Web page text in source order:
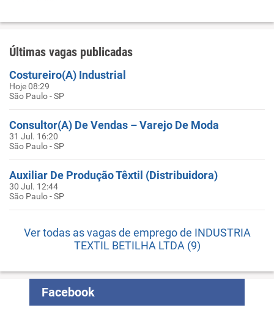
Últimas vagas publicadas
Costureiro(A) Industrial
Hoje 08:29
São Paulo - SP
Consultor(A) De Vendas – Varejo De Moda
31 Jul. 16:20
São Paulo - SP
Auxiliar De Produção Têxtil (Distribuidora)
30 Jul. 12:44
São Paulo - SP
Ver todas as vagas de emprego de INDUSTRIA
TEXTIL BETILHA LTDA (9)
Facebook